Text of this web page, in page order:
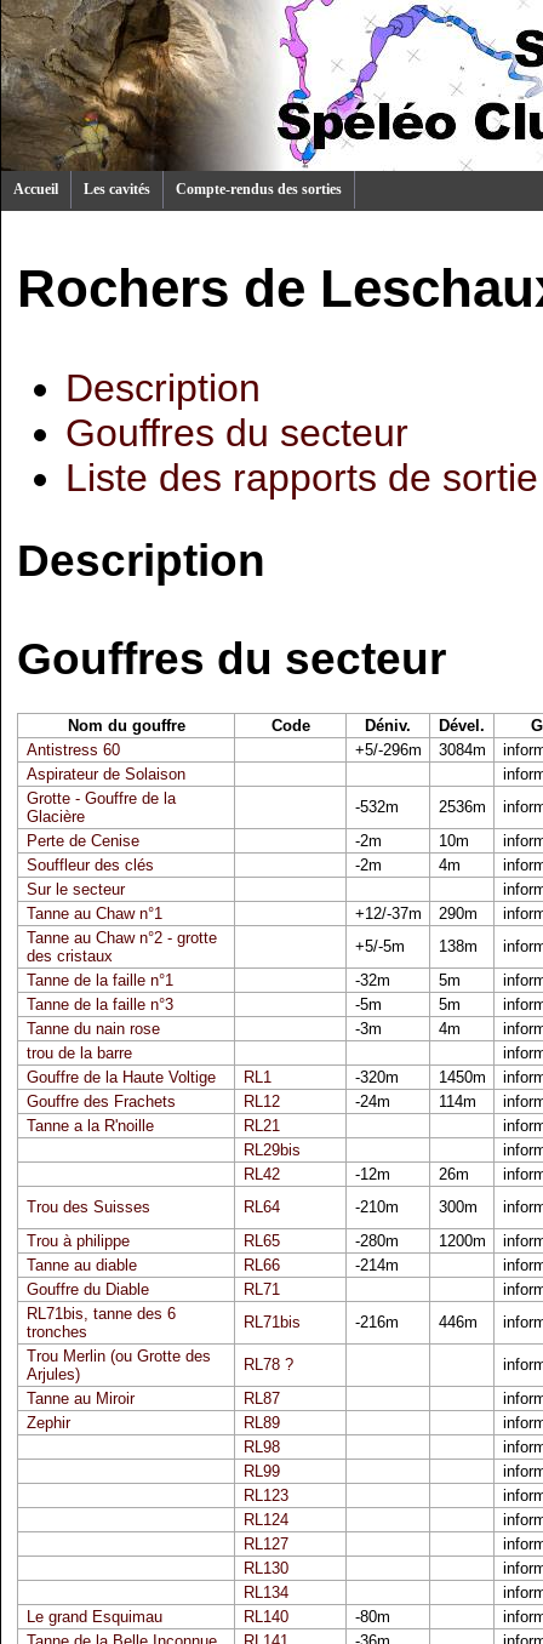
Accueil Les cavités Compte-rendus des sorties
Rochers de
Description
Gouffres du secteur
Liste des rapports de
Description
Gouffres du secteur
Nom du gouffre Code Déniv. Dével.
Antistress 60
+5/-296m 3084m
Aspirateur de Solaison
Grotte - Gouffre de la
Glacière
-532m 2536m
Perte de Cenise
-2m 10m
Souffleur des clés
-2m 4m
Sur le secteur
Tanne au Chaw n°1
+12/-37m 290m
Tanne au Chaw n°2 - grotte
des cristaux
+5/-5m 138m
Tanne de la faille n°1
-32m 5m
Tanne de la faille n°3
-5m 5m
Tanne du nain rose
-3m 4m
trou de la barre
Gouffre de la Haute Voltige
RL1 -320m 1450m
Gouffre des Frachets
RL12 -24m 114m
Tanne a la R'noille
RL21
RL29bis
RL42
-12m 26m
Trou des Suisses
RL64 -210m 300m
Trou à philippe
RL65 -280m 1200m
Tanne au diable
RL66 -214m
Gouffre du Diable
RL71
RL71bis, tanne des 6
tronches
RL71bis -216m 446m
Trou Merlin (ou Grotte des
Arjules)
RL78 ?
Tanne au Miroir
RL87
Zephir
RL89
RL98
RL99
RL123
RL124
RL127
RL130
RL134
Le grand Esquimau
RL140 -80m